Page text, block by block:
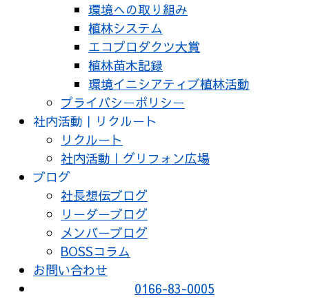
環境への取り組み
植林システム
エコプロダクツ大賞
植林苗木記録
環境イニシアティブ植林活動
プライバシーポリシー
社内活動｜リクルート
リクルート
社内活動｜グリフォン広場
ブログ
社長想伝ブログ
リーダーブログ
メンバーブログ
BOSSコラム
お問い合わせ
0166-83-0005